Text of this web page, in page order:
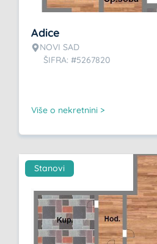
Adice
NOVI SAD
ŠIFRA: #5267820
Više o nekretnini >
Stanovi